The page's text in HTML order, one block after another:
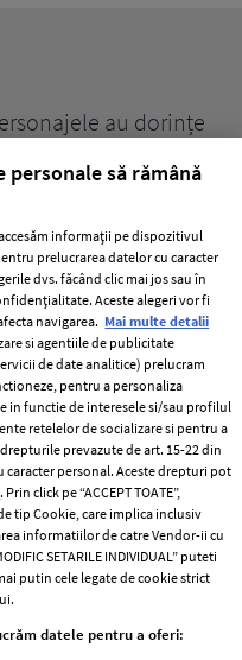
au dorințe
si conditii
de
confidențialitate
de cookies
personale să rămână
informații pe dispozitivul
prelucrarea datelor cu caracter
dvs. făcând clic mai jos sau în
Aceste alegeri vor fi
navigarea. Mai multe detalii
si agentiile de publicitate
de date analitice) prelucram
pentru a personaliza
in functie de interesele si/sau profilul
retelelor de socializare si pentru a
prevazute de art. 15-22 din
caracter personal. Aceste drepturi pot
. Prin click pe “ACCEPT TOATE”,
tip Cookie, care implica inclusiv
informatiilor de catre Vendor-ii cu
SETARILE INDIVIDUAL” puteti
putin cele legate de cookie strict
datele pentru a oferi: